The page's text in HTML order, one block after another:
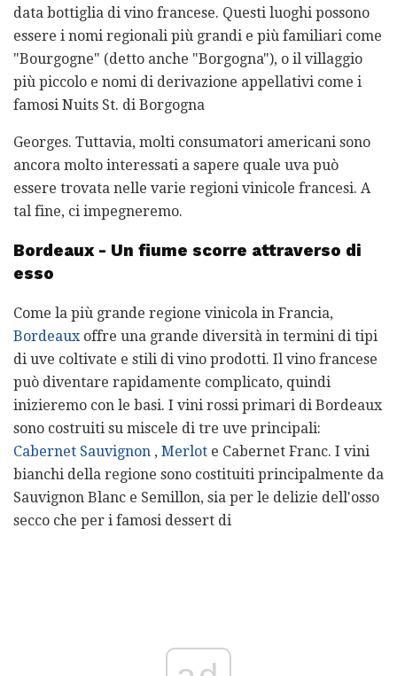
data bottiglia di vino francese. Questi luoghi possono
essere i nomi regionali più grandi e più familiari come
"Bourgogne" (detto anche "Borgogna"), o il villaggio
più piccolo e nomi di derivazione appellativi come i
famosi Nuits St. di Borgogna
Georges. Tuttavia, molti consumatori americani sono
ancora molto interessati a sapere quale uva può
essere trovata nelle varie regioni vinicole francesi. A
tal fine, ci impegneremo.
Bordeaux - Un fiume scorre attraverso di
esso
Come la più grande regione vinicola in Francia,
Bordeauxoffre una grande diversità in termini di tipi
di uve coltivate e stili di vino prodotti. Il vino francese
può diventare rapidamente complicato, quindi
inizieremo con le basi. I vini rossi primari di Bordeaux
sono costruiti su miscele di tre uve principali:
Cabernet Sauvignon , Merlot e Cabernet Franc. I vini
bianchi della regione sono costituiti principalmente da
Sauvignon Blanc e Semillon, sia per le delizie dell'osso
secco che per i famosi dessert di